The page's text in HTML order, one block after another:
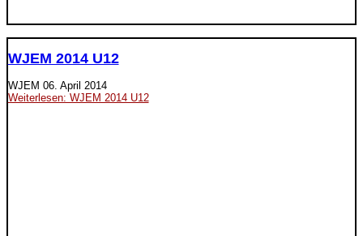
WJEM 2014 U12
WJEM 06. April 2014
Weiterlesen: WJEM 2014 U12